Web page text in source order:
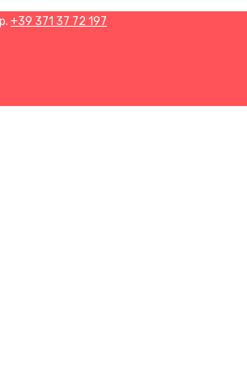
+39 371 37 72 197